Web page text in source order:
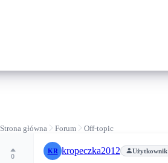
Strona główna Forum Off-topic
0
KR kropeczka2012 Użytkownik